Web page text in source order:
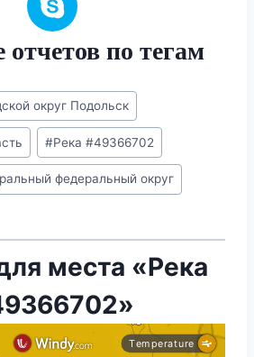
по тегам
округ Подольск
#Река #49366702
федеральный округ
места «Река